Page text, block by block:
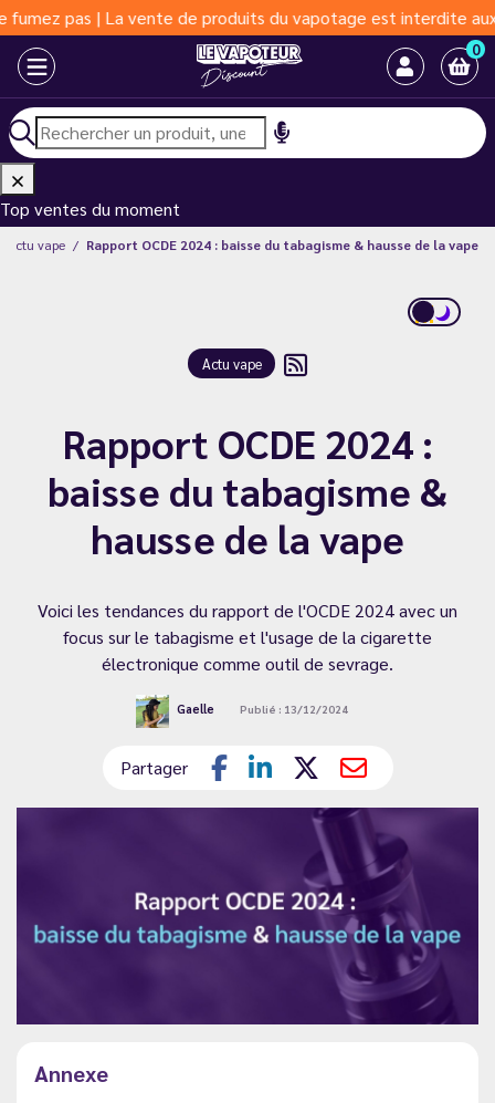
| La vente de produits du vapotage est interdite aux
0
Top ventes du moment
Actu vape Rapport OCDE 2024 : baisse du tabagisme & hausse de la vape
Actu vape
Rapport OCDE 2024 :
baisse du tabagisme &
hausse de la vape
Voici les tendances du rapport de l'OCDE 2024 avec un
focus sur le tabagisme et l'usage de la cigarette
électronique comme outil de sevrage.
Gaelle Publié : 13/12/2024
Partager
Annexe